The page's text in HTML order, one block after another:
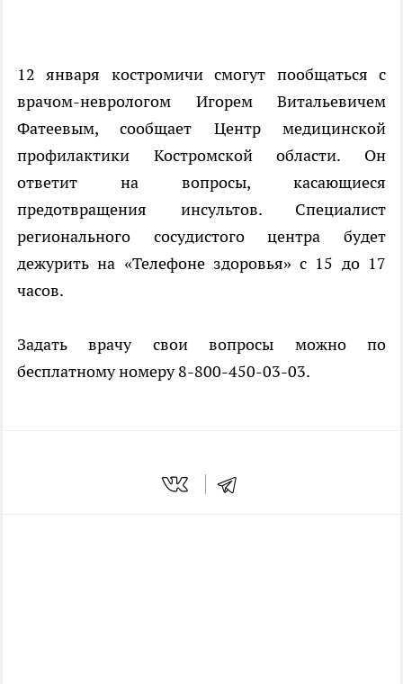
12 января костромичи смогут пообщаться с
врачом-неврологом Игорем Витальевичем
Фатеевым, сообщает Центр медицинской
профилактики Костромской области. Он
ответит на вопросы, касающиеся
предотвращения инсультов. Специалист
регионального сосудистого центра будет
дежурить на «Телефоне здоровья» с 15 до 17
часов.
Задать врачу свои вопросы можно по
бесплатному номеру 8-800-450-03-03.